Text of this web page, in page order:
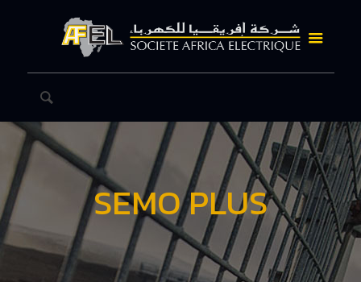
SEMO PLUS